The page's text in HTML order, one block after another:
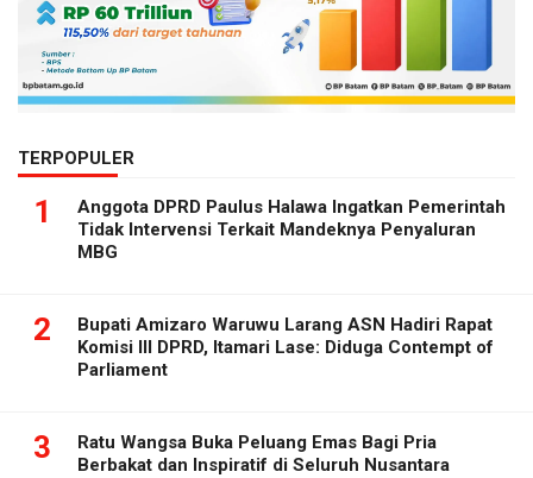
TERPOPULER
1
Anggota DPRD Paulus Halawa Ingatkan Pemerintah
Tidak Intervensi Terkait Mandeknya Penyaluran
MBG
2
Bupati Amizaro Waruwu Larang ASN Hadiri Rapat
Komisi III DPRD, Itamari Lase: Diduga Contempt of
Parliament
3
Ratu Wangsa Buka Peluang Emas Bagi Pria
Berbakat dan Inspiratif di Seluruh Nusantara